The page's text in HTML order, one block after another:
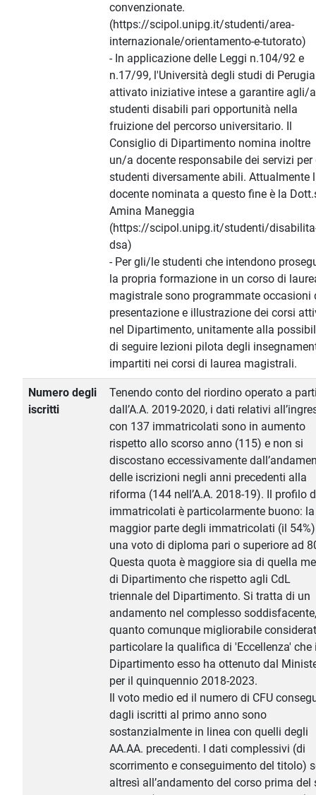
convenzionate.
(https://scipol.unipg.it/studenti/area-
internazionale/orientamento-e-tutorato)
- In applicazione delle Leggi n.104/92 e
n.17/99, l'Università degli studi di
attivato iniziative intese a garantire agli/
studenti disabili pari opportunità nella
fruizione del percorso universitario. Il
Consiglio di Dipartimento nomina inoltre
un/a docente responsabile dei servizi per
studenti diversamente abili. Attualmente
docente nominata a questo fine è la
Amina Maneggia
(https://scipol.unipg.it/studenti/
dsa)
- Per gli/le studenti che intendono
la propria formazione in un corso di
magistrale sono programmate occasioni
presentazione e illustrazione dei corsi
nel Dipartimento, unitamente alla
di seguire lezioni pilota degli
impartiti nei corsi di laurea magistrali.
Numero degli
iscritti
Tenendo conto del riordino operato a
dall’A.A. 2019-2020, i dati relativi
con 137 immatricolati sono in aumento
rispetto allo scorso anno (115) e non si
discostano eccessivamente
delle iscrizioni negli anni precedenti alla
riforma (144 nell’A.A. 2018-19). Il profilo
immatricolati è particolarmente buono: la
maggior parte degli immatricolati (il
una voto di diploma pari o superiore ad
Questa quota è maggiore sia di quella
di Dipartimento che rispetto agli CdL
triennale del Dipartimento. Si tratta di un
andamento nel complesso
quanto comunque migliorabile
particolare la qualifica di 'Eccellenza' che
Dipartimento esso ha ottenuto dal
per il quinquennio 2018-2023.
Il voto medio ed il numero di CFU
dagli iscritti al primo anno sono
sostanzialmente in linea con quelli degli
AA.AA. precedenti. I dati complessivi (di
scorrimento e conseguimento del titolo)
altresì all’andamento del corso prima del